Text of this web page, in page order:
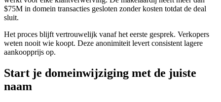
$75M in domein transacties gesloten zonder kosten totdat de deal
sluit.
Het proces blijft vertrouwelijk vanaf het eerste gesprek. Verkopers
weten nooit wie koopt. Deze anonimiteit levert consistent lagere
aankoopprijs op.
Start je domeinwijziging met de juiste
naam